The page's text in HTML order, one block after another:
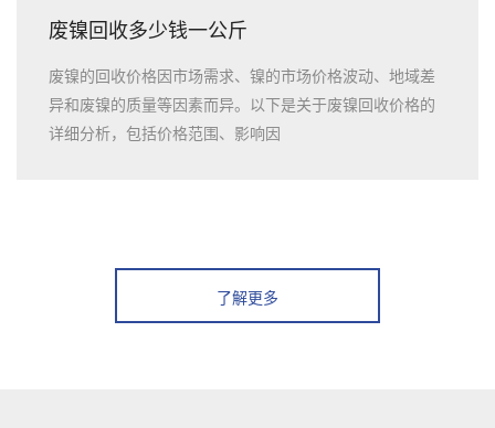
废镍回收多少钱一公斤
废镍的回收价格因市场需求、镍的市场价格波动、地域差
异和废镍的质量等因素而异。以下是关于废镍回收价格的
详细分析，包括价格范围、影响因
了解更多